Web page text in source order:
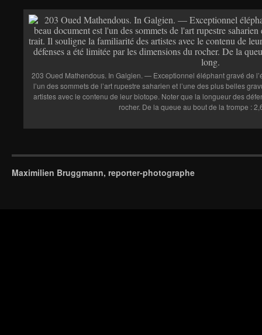
203 Oued Mathendous. In Galgien. — Exceptionnel éléphant gravé de
l’un des sommets de l’art rupestre saharien et l’une des plus belles
artistes avec le contenu de leur biotope. Noter que la longueur des
rocher. De la queue au bout de la trompe :
Maximilien Bruggmann, reporter-photographe